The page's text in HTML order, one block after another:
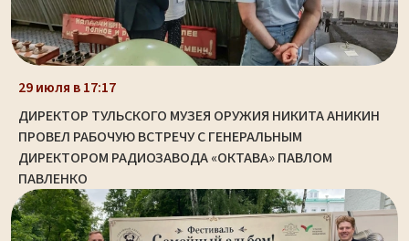
29 июля в 17:17
ДИРЕКТОР ТУЛЬСКОГО МУЗЕЯ ОРУЖИЯ НИКИТА АНИКИН
ПРОВЕЛ РАБОЧУЮ ВСТРЕЧУ С ГЕНЕРАЛЬНЫМ
ДИРЕКТОРОМ РАДИОЗАВОДА «ОКТАВА» ПАВЛОМ
ПАВЛЕНКО